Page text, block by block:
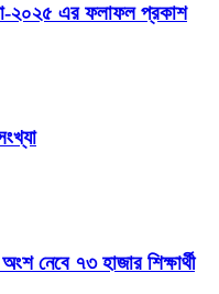
২০২৫ এর ফলাফল প্রকাশ
নেবে ৭৩ হাজার শিক্ষার্থী